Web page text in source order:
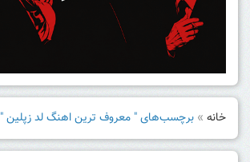
خانه » برچسب‌های " معروف ترین اهنگ لد زپلین "